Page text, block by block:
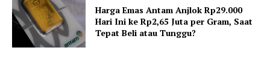
Harga Emas Antam Anjlok Rp29.000
Hari Ini ke Rp2,65 Juta per Gram, Saat
Tepat Beli atau Tunggu?